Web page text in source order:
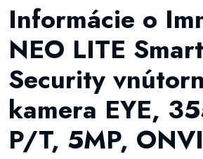
Informácie o
NEO LITE Smart
Security
kamera EYE,
P/T, 5MP,